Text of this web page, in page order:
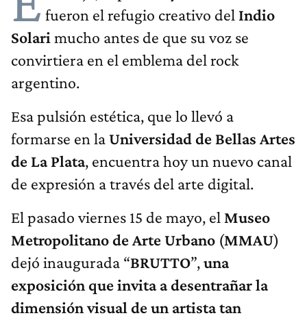
fueron el refugio creativo del Indio
Solari mucho antes de que su voz se
convirtiera en el emblema del rock
argentino.
Esa pulsión estética, que lo llevó a
formarse en laUniversidad de Bellas Artes
de La Plata, encuentra hoy un nuevo canal
de expresión a través del arte digital.
El pasado viernes 15 de mayo, el Museo
Metropolitano de Arte Urbano (MMAU)
dejó inaugurada “BRUTTO”,una
exposición que invita a desentrañar la
dimensión visual de un artista tan